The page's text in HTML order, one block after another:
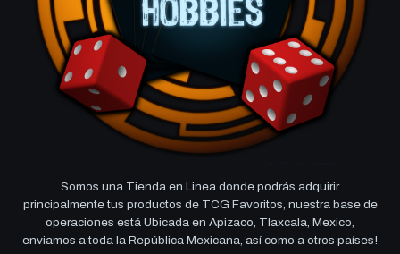
Somos una Tienda en Linea donde podrás adquirir
principalmente tus productos de TCG Favoritos, nuestra base de
operaciones está Ubicada en Apizaco, Tlaxcala, Mexico,
enviamos a toda la República Mexicana, así como a otros países!